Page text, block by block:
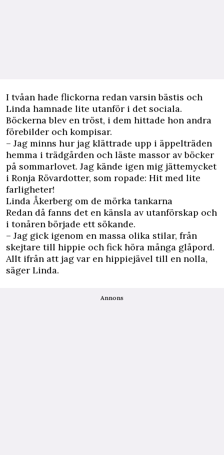
I tvåan hade flickorna redan varsin bästis och
Linda hamnade lite utanför i det sociala.
Böckerna blev en tröst, i dem hittade hon andra
förebilder och kompisar.
– Jag minns hur jag klättrade upp i äppelträden
hemma i trädgården och läste massor av böcker
på sommarlovet. Jag kände igen mig jättemycket
i Ronja Rövardotter, som ropade: Hit med lite
farligheter!
Linda Åkerberg om de mörka tankarna
Redan då fanns det en känsla av utanförskap och
i tonåren började ett sökande.
– Jag gick igenom en massa olika stilar, från
skejtare till hippie och fick höra många glåpord.
Allt ifrån att jag var en hippiejävel till en nolla,
säger Linda.
Annons